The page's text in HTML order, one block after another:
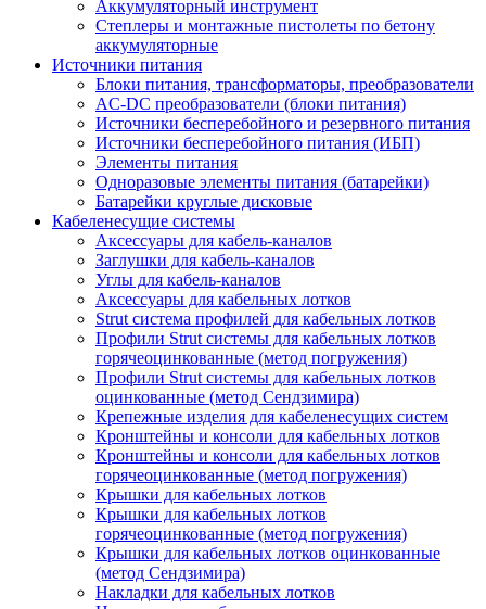
Аккумуляторный инструмент
Степлеры и монтажные пистолеты по бетону
аккумуляторные
Источники питания
Блоки питания, трансформаторы, преобразователи
AC-DC преобразователи (блоки питания)
Источники бесперебойного и резервного питания
Источники бесперебойного питания (ИБП)
Элементы питания
Одноразовые элементы питания (батарейки)
Батарейки круглые дисковые
Кабеленесущие системы
Аксессуары для кабель-каналов
Заглушки для кабель-каналов
Углы для кабель-каналов
Аксессуары для кабельных лотков
Strut система профилей для кабельных лотков
Профили Strut системы для кабельных лотков
горячеоцинкованные (метод погружения)
Профили Strut системы для кабельных лотков
оцинкованные (метод Сендзимира)
Крепежные изделия для кабеленесущих систем
Кронштейны и консоли для кабельных лотков
Кронштейны и консоли для кабельных лотков
горячеоцинкованные (метод погружения)
Крышки для кабельных лотков
Крышки для кабельных лотков
горячеоцинкованные (метод погружения)
Крышки для кабельных лотков оцинкованные
(метод Сендзимира)
Накладки для кабельных лотков